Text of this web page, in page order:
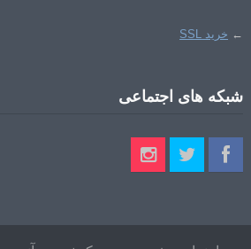
← خرید SSL
شبکه های اجتماعی